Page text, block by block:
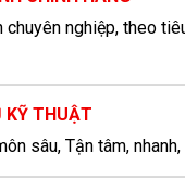
chuyên nghiệp, theo
KỸ THUẬT
sâu, Tận tâm,